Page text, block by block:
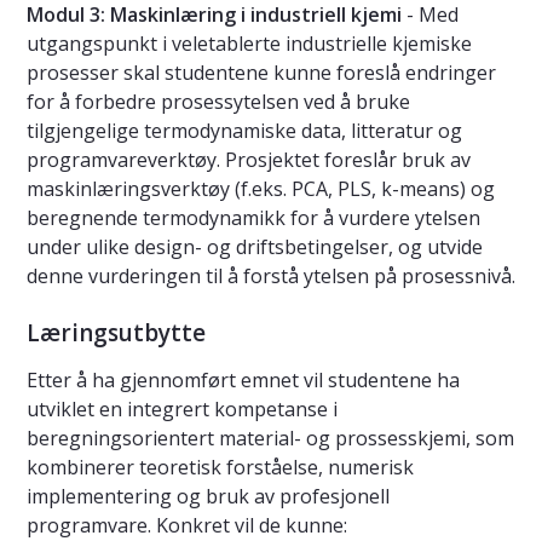
Modul 3: Maskinlæring i industriell kjemi - Med
utgangspunkt i veletablerte industrielle kjemiske
prosesser skal studentene kunne foreslå endringer
for å forbedre prosessytelsen ved å bruke
tilgjengelige termodynamiske data, litteratur og
programvareverktøy. Prosjektet foreslår bruk av
maskinlæringsverktøy (f.eks. PCA, PLS, k-means) og
beregnende termodynamikk for å vurdere ytelsen
under ulike design- og driftsbetingelser, og utvide
denne vurderingen til å forstå ytelsen på prosessnivå.
Læringsutbytte
Etter å ha gjennomført emnet vil studentene ha
utviklet en integrert kompetanse i
beregningsorientert material- og prossesskjemi, som
kombinerer teoretisk forståelse, numerisk
implementering og bruk av profesjonell
programvare. Konkret vil de kunne: